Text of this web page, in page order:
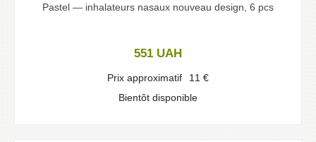
Pastel — inhalateurs nasaux nouveau design, 6 pcs
551 UAH
Prix approximatif 11 €
Bientôt disponible